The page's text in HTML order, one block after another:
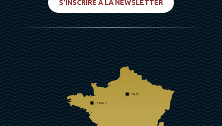
S'INSCRIRE À LA NEWSLETTER
PARIS
RENNES